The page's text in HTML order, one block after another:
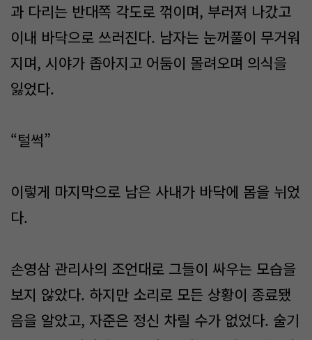
과 다리는 반대쪽 각도로 꺾이며, 부러져 나갔고
이내 바닥으로 쓰러진다. 남자는 눈꺼풀이 무거워
지며, 시야가 좁아지고 어둠이 몰려오며 의식을
잃었다.
“털썩”
이렇게 마지막으로 남은 사내가 바닥에 몸을 뉘었
다.
손영삼 관리사의 조언대로 그들이 싸우는 모습을
보지 않았다. 하지만 소리로 모든 상황이 종료됐
음을 알았고, 자준은 정신 차릴 수가 없었다. 술기